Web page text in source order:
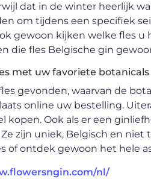
dat in de winter heerlijk
om tijdens een specifiek
gewoon kijken welke fles u
die fles Belgische gin
met uw favoriete botanicals
gevonden, waarvan de
online uw bestelling.
kopen. Ook als er een
zijn uniek, Belgisch en
of ontdek gewoon het hele
nl/